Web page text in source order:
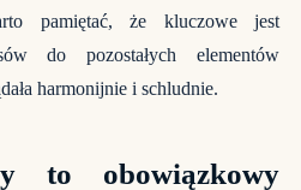
pamiętać, że kluczowe jest
do pozostałych elementów
harmonijnie i schludnie.
to obowiązkowy